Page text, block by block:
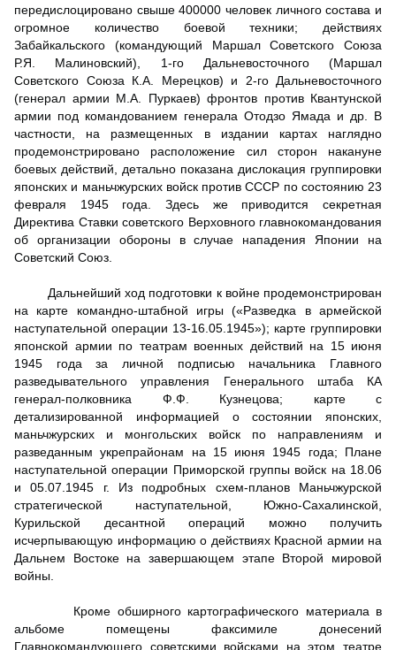
передислоцировано свыше 400000 человек личного состава и
огромное количество боевой техники; действиях
Забайкальского (командующий Маршал Советского Союза
Р.Я. Малиновский), 1-го Дальневосточного (Маршал
Советского Союза К.А. Мерецков) и 2-го Дальневосточного
(генерал армии М.А. Пуркаев) фронтов против Квантунской
армии под командованием генерала Отодзо Ямада и др. В
частности, на размещенных в издании картах наглядно
продемонстрировано расположение сил сторон накануне
боевых действий, детально показана дислокация группировки
японских и маньчжурских войск против СССР по состоянию 23
февраля 1945 года. Здесь же приводится секретная
Директива Ставки советского Верховного главнокомандования
об организации обороны в случае нападения Японии на
Советский Союз.
Дальнейший ход подготовки к войне продемонстрирован
на карте командно-штабной игры («Разведка в армейской
наступательной операции 13-16.05.1945»); карте группировки
японской армии по театрам военных действий на 15 июня
1945 года за личной подписью начальника Главного
разведывательного управления Генерального штаба КА
генерал-полковника Ф.Ф. Кузнецова; карте с
детализированной информацией о состоянии японских,
маньчжурских и монгольских войск по направлениям и
разведанным укрепрайонам на 15 июня 1945 года; Плане
наступательной операции Приморской группы войск на 18.06
и 05.07.1945 г. Из подробных схем-планов Маньчжурской
стратегической наступательной, Южно-Сахалинской,
Курильской десантной операций можно получить
исчерпывающую информацию о действиях Красной армии на
Дальнем Востоке на завершающем этапе Второй мировой
войны.
Кроме обширного картографического материала в
альбоме помещены факсимиле донесений
Главнокомандующего советскими войсками на этом театре